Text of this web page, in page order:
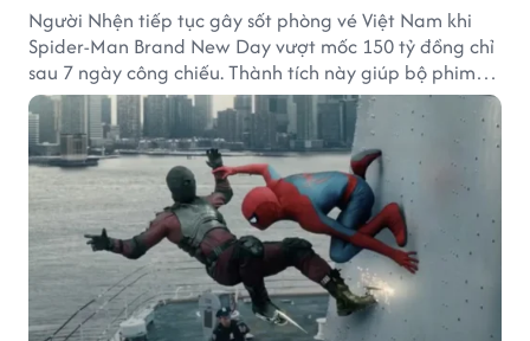
Người Nhện tiếp tục gây sốt phòng vé Việt Nam khi
Spider-Man Brand New Day vượt mốc 150 tỷ đồng chỉ
sau 7 ngày công chiếu. Thành tích này giúp bộ phim
của Tom Holland tạo khoảng cách đáng kể với The
Odyssey trên đường đua doanh thu.